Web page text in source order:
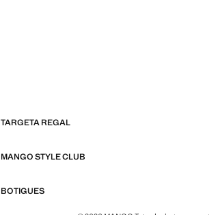
TARGETA REGAL
MANGO STYLE CLUB
BOTIGUES